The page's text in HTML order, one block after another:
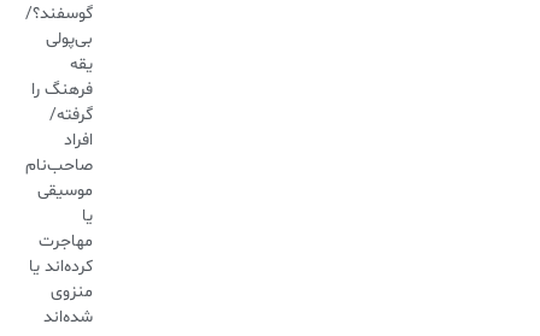
گوسفند؟/
بی‌پولی
یقه
فرهنگ را
گرفته/
افراد
صاحب‌نام
موسیقی
یا
مهاجرت
کرده‌اند یا
منزوی
شده‌اند